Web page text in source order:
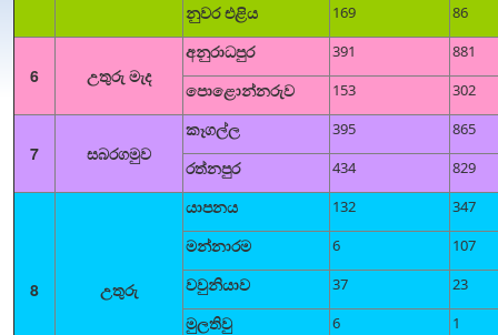
නුවර එළිය 169 86
6 උතුරු මැද
අනුරාධපුර 391 881
පොළොන්නරුව 153 302
7 සබරගමුව
කෑගල්ල 395 865
රත්නපුර 434 829
8 උතුරු
යාපනය 132 347
මන්නාරම 6 107
වවුනියාව 37 23
මුලතිවු 6 1